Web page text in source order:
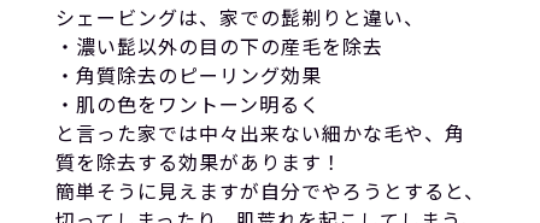
シェービングは、家での髭剃りと違い、
・濃い髭以外の目の下の産毛を除去
・角質除去のピーリング効果
・肌の色をワントーン明るく
と言った家では中々出来ない細かな毛や、角
質を除去する効果があります！
簡単そうに見えますが自分でやろうとすると、